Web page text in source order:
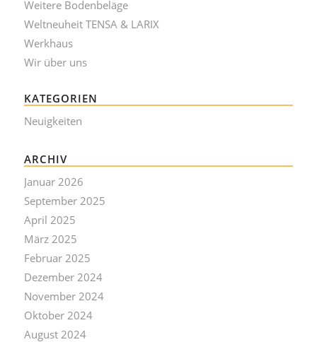
Weitere Bodenbeläge
Weltneuheit TENSA & LARIX
Werkhaus
Wir über uns
KATEGORIEN
Neuigkeiten
ARCHIV
Januar 2026
September 2025
April 2025
März 2025
Februar 2025
Dezember 2024
November 2024
Oktober 2024
August 2024